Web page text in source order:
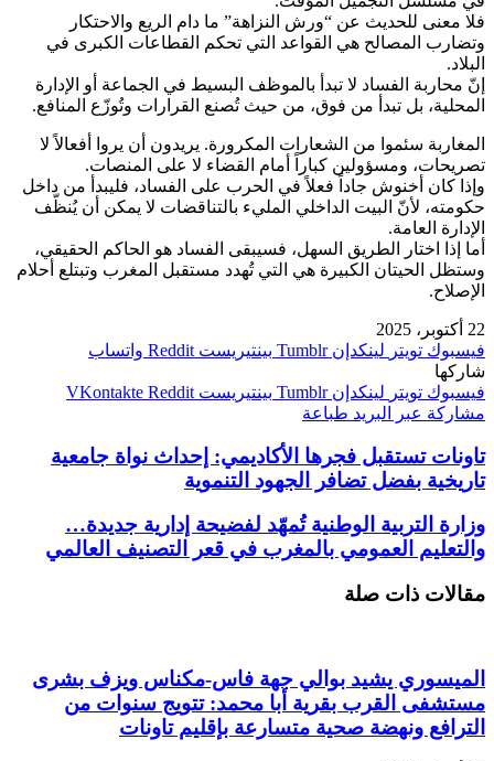
فلا معنى للحديث عن “ورش النزاهة” ما دام الريع والاحتكار
وتضارب المصالح هي القواعد التي تحكم القطاعات الكبرى في
البلاد.
إنّ محاربة الفساد لا تبدأ بالموظف البسيط في الجماعة أو الإدارة
المحلية، بل تبدأ من فوق، من حيث تُصنع القرارات وتُوزّع المنافع.
المغاربة سئموا من الشعارات المكرورة. يريدون أن يروا أفعالاً لا
تصريحات، ومسؤولين كباراً أمام القضاء لا على المنصات.
وإذا كان أخنوش جاداً فعلاً في الحرب على الفساد، فليبدأ من داخل
حكومته، لأنّ البيت الداخلي المليء بالتناقضات لا يمكن أن يُنظّف
الإدارة العامة.
أما إذا اختار الطريق السهل، فسيبقى الفساد هو الحاكم الحقيقي،
وستظل الحيتان الكبيرة هي التي تُهدد مستقبل المغرب وتبتلع أحلام
الإصلاح.
22 أكتوبر، 2025
فيسبوك تويتر لينكدإن بينتيريست
واتساب
شاركها
فيسبوك تويتر لينكدإن بينتيريست
مشاركة عبر البريد طباعة
تاونات تستقبل فجرها الأكاديمي: إحداث نواة جامعية
تاريخية بفضل تضافر الجهود التنموية
وزارة التربية الوطنية تُمهّد لفضيحة إدارية جديدة…
والتعليم العمومي بالمغرب في قعر التصنيف العالمي
مقالات ذات صلة
الميسوري يشيد بوالي جهة فاس-مكناس ويزف بشرى
مستشفى القرب بقرية أبا محمد: تتويج سنوات من
الترافع ونهضة صحية متسارعة بإقليم تاونات